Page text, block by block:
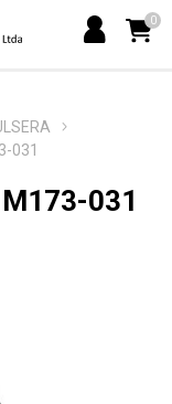
0
031
M173-031